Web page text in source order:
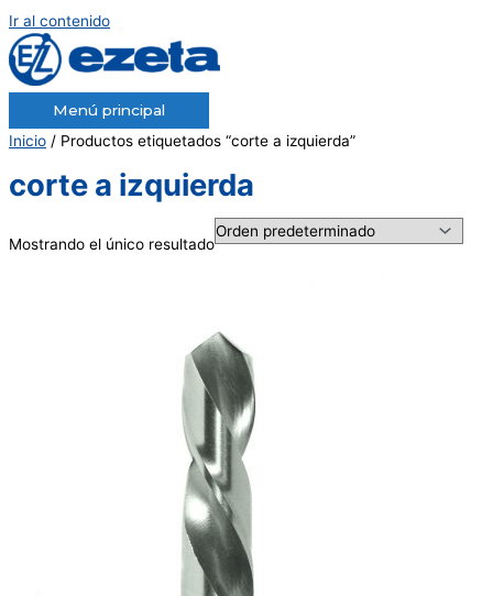
Ir al contenido
Menú principal
Inicio / Productos etiquetados “corte a izquierda”
corte a izquierda
Mostrando el único resultado